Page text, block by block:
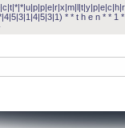
* * t h e n * * 1